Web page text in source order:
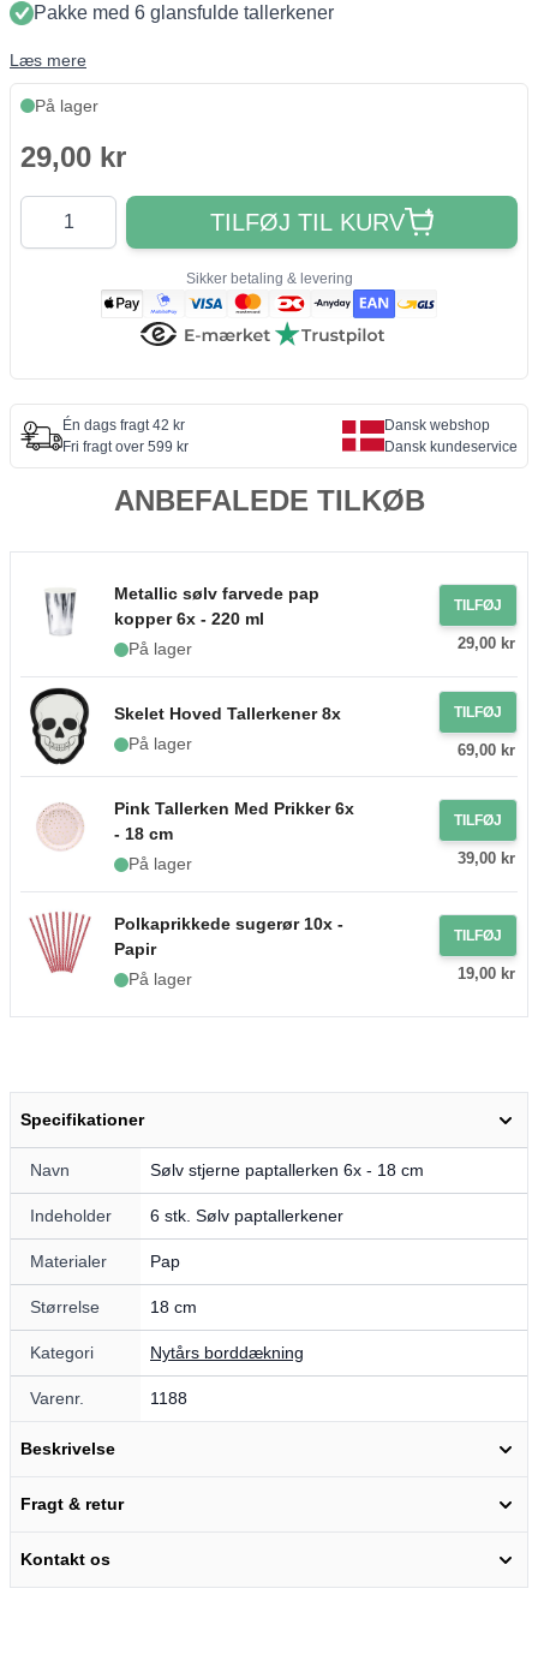
Pakke med 6 glansfulde tallerkener
Læs mere
På lager
29,00 kr
Antal
TILFØJ TIL KURV
Sikker betaling & levering
Én dags fragt 42 kr
Fri fragt over 599 kr
Dansk webshop
Dansk kundeservice
ANBEFALEDE TILKØB
Metallic sølv farvede pap
kopper 6x - 220 ml
På lager
TILFØJ
29,00 kr
Skelet Hoved Tallerkener 8x
På lager
TILFØJ
69,00 kr
Pink Tallerken Med Prikker 6x
- 18 cm
På lager
TILFØJ
39,00 kr
Polkaprikkede sugerør 10x -
Papir
På lager
TILFØJ
19,00 kr
Specifikationer
Navn Sølv stjerne paptallerken 6x - 18 cm
Indeholder 6 stk. Sølv paptallerkener
Materialer Pap
Størrelse 18 cm
Kategori Nytårs borddækning
Varenr. 1188
Beskrivelse
Fragt & retur
Kontakt os